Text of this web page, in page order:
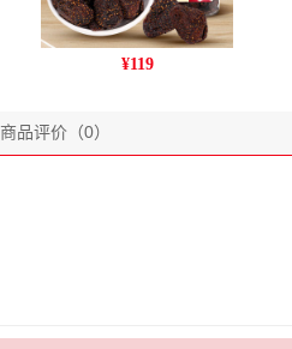
爱步罐装草莓干500克
¥119
商品评价（0）